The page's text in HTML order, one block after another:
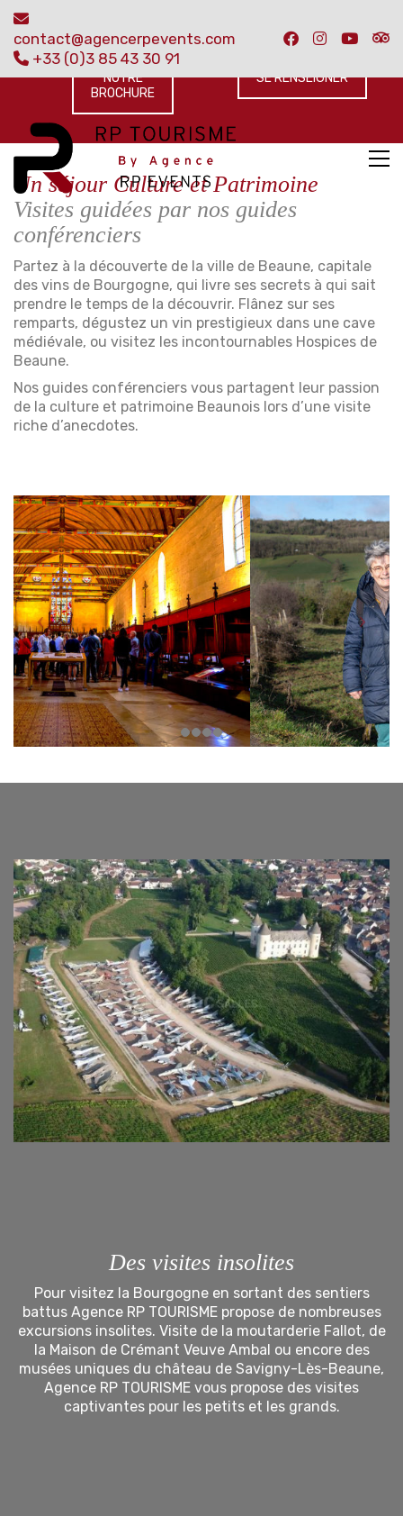
contact@agencerpevents.com
+33 (0)3 85 43 30 91
VISIONNER
NOTRE
BROCHURE
SE RENSEIGNER
Un séjour Culture et Patrimoine
Visites guidées par nos guides
conférenciers
Partez à la découverte de la ville de Beaune, capitale
des vins de Bourgogne, qui livre ses secrets à qui sait
prendre le temps de la découvrir. Flânez sur ses
remparts, dégustez un vin prestigieux dans une cave
médiévale, ou visitez les incontournables Hospices de
Beaune.
Nos guides conférenciers vous partagent leur passion
de la culture et patrimoine Beaunois lors d’une visite
riche d’anecdotes.
Des visites insolites
Pour visitez la Bourgogne en sortant des sentiers
battus Agence RP TOURISME propose de nombreuses
excursions insolites. Visite de la moutarderie Fallot, de
la Maison de Crémant Veuve Ambal ou encore des
musées uniques du château de Savigny-Lès-Beaune,
Agence RP TOURISME vous propose des visites
captivantes pour les petits et les grands.